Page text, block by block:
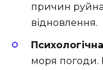
причин
відновлення.
моря погоди.